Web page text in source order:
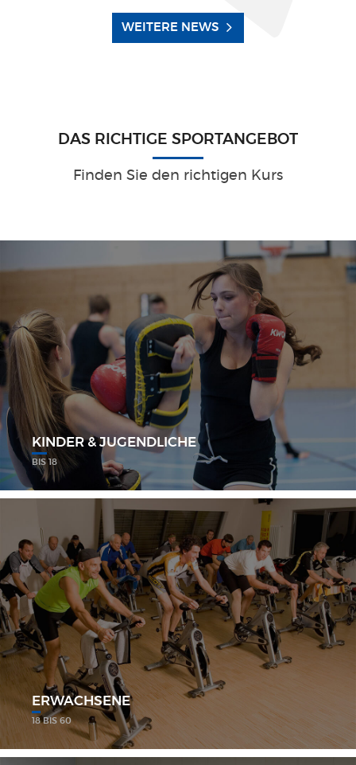
WEITERE NEWS
DAS RICHTIGE SPORTANGEBOT
Finden Sie den richtigen Kurs
KINDER & JUGENDLICHE
BIS 18
ERWACHSENE
18 BIS 60